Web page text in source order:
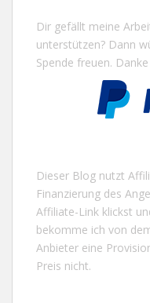
Dir gefällt meine
unterstützen? Dann
Spende freuen. Danke
Dieser Blog nutzt
Finanzierung des
Affiliate-Link klickst
bekomme ich von
Anbieter eine
Preis nicht.